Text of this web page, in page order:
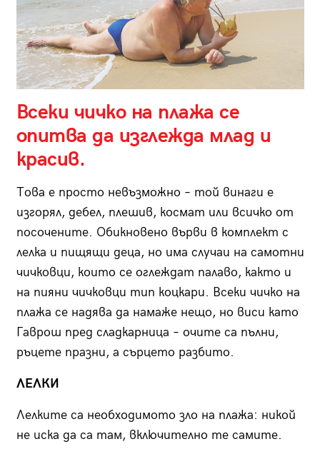
Всеки чичко на плажа се
опитва да изглежда млад и
красив.
Това е просто невъзможно – той винаги е
изгорял, дебел, плешив, космат или всичко от
посочените. Обикновено върви в комплект с
лелка и пищящи деца, но има случаи на самотни
чичковци, които се оглеждат палаво, както и
на пияни чичковци тип коцкари. Всеки чичко на
плажа се надява да намаже нещо, но виси като
Гаврош пред сладкарница – очите са пълни,
ръцете празни, а сърцето разбито.
ЛЕЛКИ
Лелките са необходимото зло на плажа: никой
не иска да са там, включително те самите.